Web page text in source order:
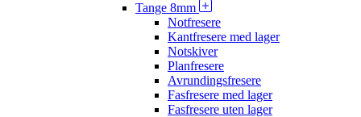
Tange 8mm
Notfresere
Kantfresere med lager
Notskiver
Planfresere
Avrundingsfresere
Fasfresere med lager
Fasfresere uten lager